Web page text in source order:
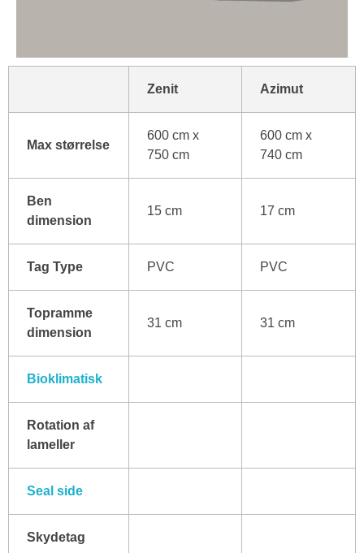
Zenit Azimut
Max størrelse
600 cm x
750 cm
600 cm x
740 cm
Ben
dimension
15 cm 17 cm
Tag Type PVC PVC
Topramme
dimension
31 cm 31 cm
Bioklimatisk
Rotation af
lameller
Seal side
Skydetag